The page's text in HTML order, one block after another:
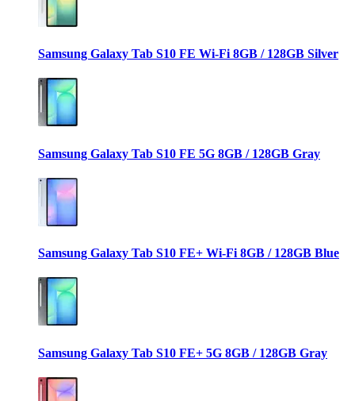
Samsung Galaxy Tab S10 FE Wi-Fi 8GB / 128GB Silver
Samsung Galaxy Tab S10 FE 5G 8GB / 128GB Gray
Samsung Galaxy Tab S10 FE+ Wi-Fi 8GB / 128GB Blue
Samsung Galaxy Tab S10 FE+ 5G 8GB / 128GB Gray